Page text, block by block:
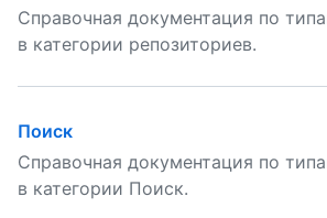
Справочная документация по
в категории репозиториев.
Поиск
Справочная документация по
в категории Поиск.